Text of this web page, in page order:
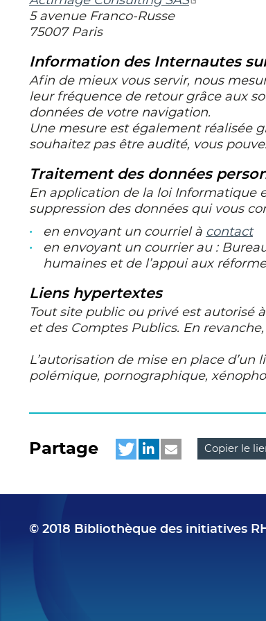
5 avenue Franco-Russe
75007 Paris
Information des Internautes
Afin de mieux vous servir, nous
leur fréquence de retour grâce aux
données de votre navigation.
Une mesure est également réalisée
souhaitez pas être audité, vous
Traitement des données
En application de la loi Informatique
suppression des données qui vous
en envoyant un courriel à contact
en envoyant un courrier au :
humaines et de l’appui aux
Liens hypertextes
Tout site public ou privé est autorisé
et des Comptes Publics. En
L’autorisation de mise en place
polémique, pornographique,
Partage Copier le
© 2018 Bibliothèque des initiatives